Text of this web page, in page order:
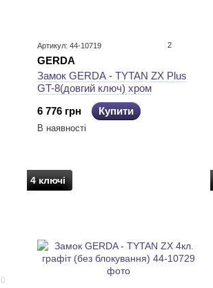
Артикул: 44-10719 2
GERDA
Замок GERDA - TYTAN ZX Plus
GT-8(довгий ключ) хром
6 776 грн
Купити
В наявності
4 ключі
0